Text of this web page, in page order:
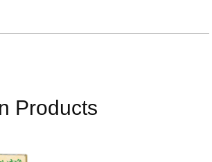
Products